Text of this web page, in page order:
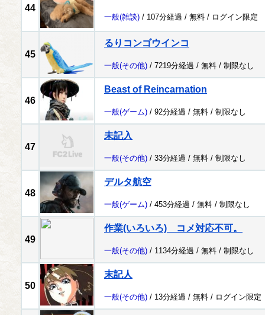
44
一般(雑談) / 107分経過 / 無料 / ログイン限定
45
るりコンゴウインコ
一般(その他) / 7219分経過 / 無料 / 制限なし
46
Beast of Reincarnation
一般(ゲーム) / 92分経過 / 無料 / 制限なし
47
未記入
一般(その他) / 33分経過 / 無料 / 制限なし
48
デルタ航空
一般(ゲーム) / 453分経過 / 無料 / 制限なし
49
作業(いろいろ) コメ対応不可。
一般(その他) / 1134分経過 / 無料 / 制限なし
50
末記人
一般(その他) / 13分経過 / 無料 / ログイン限定